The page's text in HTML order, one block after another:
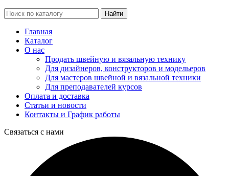
Найти
Главная
Каталог
О нас
Продать швейную и вязальную технику
Для дизайнеров, конструкторов и модельеров
Для мастеров швейной и вязальной техники
Для преподавателей курсов
Оплата и доставка
Статьи и новости
Контакты и График работы
Связаться с нами